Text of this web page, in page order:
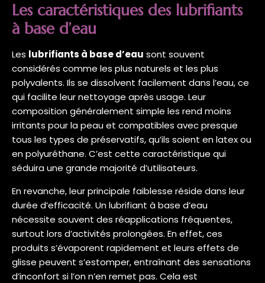
Les caractéristiques des lubrifiants
à base d’eau
Les lubrifiants à base d’eau sont souvent
considérés comme les plus naturels et les plus
polyvalents. Ils se dissolvent facilement dans l’eau, ce
qui facilite leur nettoyage après usage. Leur
composition généralement simple les rend moins
irritants pour la peau et compatibles avec presque
tous les types de préservatifs, qu’ils soient en latex ou
en polyuréthane. C’est cette caractéristique qui
séduira une grande majorité d’utilisateurs.
En revanche, leur principale faiblesse réside dans leur
durée d’efficacité. Un lubrifiant à base d’eau
nécessite souvent des réapplications fréquentes,
surtout lors d’activités prolongées. En effet, ces
produits s’évaporent rapidement et leurs effets de
glisse peuvent s’estomper, entraînant des sensations
d’inconfort si l’on n’en remet pas. Cela est